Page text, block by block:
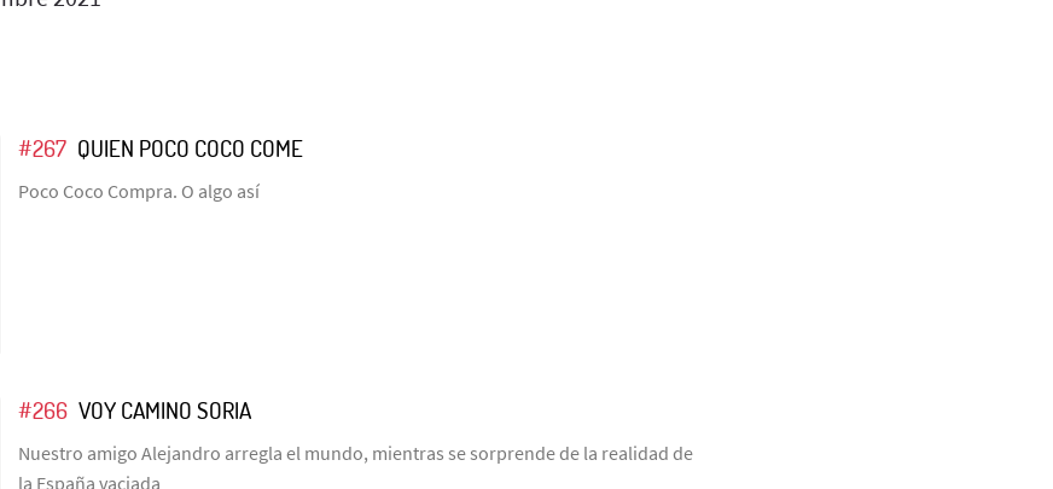
#267 QUIEN POCO COCO COME
Poco Coco Compra. O algo así
#266 VOY CAMINO SORIA
Nuestro amigo Alejandro arregla el mundo, mientras se sorprende de la realidad de
la España vaciada